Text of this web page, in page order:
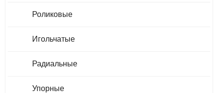
Роликовые
Игольчатые
Радиальные
Упорные